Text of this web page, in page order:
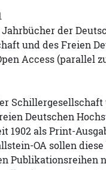
der
und des Freien
Access (parallel
Schillergesellschaft
Deutschen
1902 als Print-
OA sollen
Publikationsreihen